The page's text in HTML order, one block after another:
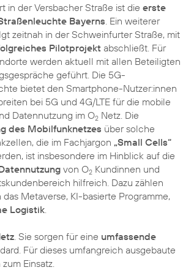
in der Versbacher Straße ist die erste
Bayerns . Ein weiterer
zeitnah in der Schweinfurter Straße, mit
Pilotprojekt abschließt. Für
werden aktuell mit allen Beteiligten
geführt. Die 5G-
bietet den Smartphone-Nutzer:innen
bei 5G und 4G/LTE für die mobile
Datennutzung im O2Netz. Die
des Mobilfunknetzes über solche
die im Fachjargon „Small Cells“
ist insbesondere im Hinblick auf die
von O2Kundinnen und
hilfreich. Dazu zählen
Metaverse, KI-basierte Programme,
Logistik
. Sie sorgen für eine umfassende
Für dieses umfangreich ausgebaute
Einsatz.